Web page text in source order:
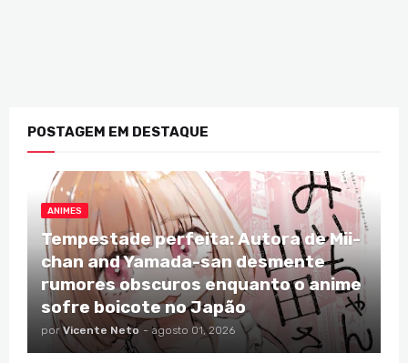
POSTAGEM EM DESTAQUE
ANIMES
Tempestade perfeita: Autora de Mii-
chan and Yamada-san desmente
rumores obscuros enquanto o anime
sofre boicote no Japão
por Vicente Neto - agosto 01, 2026